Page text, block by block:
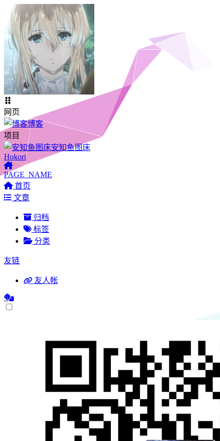
网页
博客
项目
安知鱼图床
Hokori
PAGE_NAME
首页
文章
归档
标签
分类
友链
友人帐